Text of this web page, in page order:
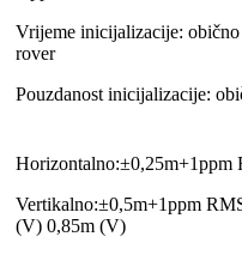
Vrijeme inicijalizacije:
rover
Pouzdanost inicijalizacije:
Horizontalno:±0,25m+1ppm
Vertikalno:±0,5m+1ppm
(V) 0,85m (V)